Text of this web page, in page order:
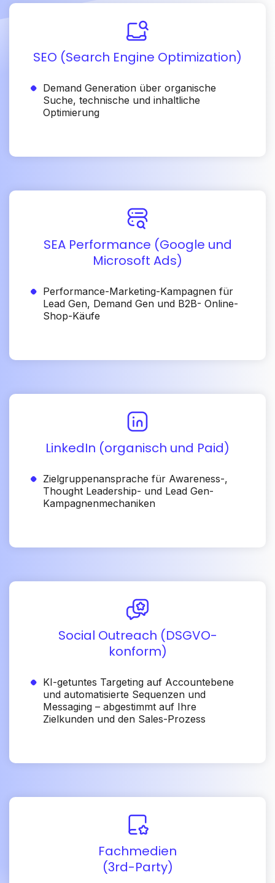
SEO (Search Engine Optimization)
Demand Generation über organische
Suche, technische und inhaltliche
Optimierung
SEA Performance (Google und
Microsoft Ads)
Performance-Marketing-Kampagnen für
Lead Gen, Demand Gen und B2B- Online-
Shop-Käufe
LinkedIn (organisch und Paid)
Zielgruppenansprache für Awareness-,
Thought Leadership- und Lead Gen-
Kampagnenmechaniken
Social Outreach (DSGVO-
konform)
KI-getuntes Targeting auf Accountebene
und automatisierte Sequenzen und
Messaging – abgestimmt auf Ihre
Zielkunden und den Sales-Prozess
Fachmedien
(3rd-Party)